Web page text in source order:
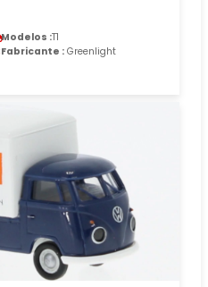
Modelos :T1
Fabricante : Greenlight